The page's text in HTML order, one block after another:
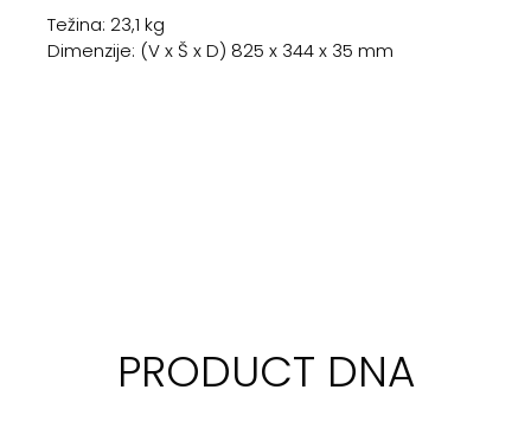
Težina: 23,1 kg
Dimenzije: (V x Š x D) 825 x 344 x 35 mm
PRODUCT DNA